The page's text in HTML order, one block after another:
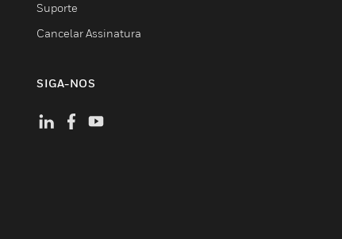
Suporte
Cancelar Assinatura
SIGA-NOS